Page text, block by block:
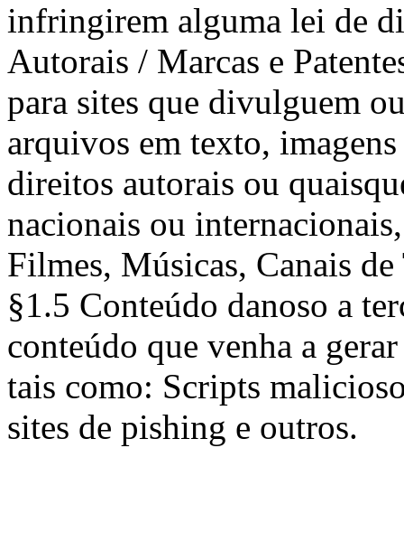
infringirem alguma lei de
Autorais / Marcas e
para sites que divulguem
arquivos em texto,
direitos autorais ou
nacionais ou
Filmes, Músicas, Canais
§1.5 Conteúdo danoso a
conteúdo que venha a
tais como: Scripts
sites de pishing e outros.